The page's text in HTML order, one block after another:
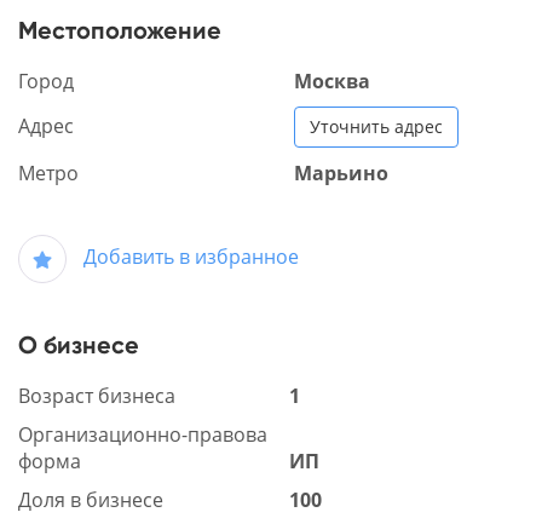
Местоположение
Город
Москва
Адрес
Уточнить адрес
Метро Марьино
Добавить в избранное
О бизнесе
Возраст бизнеса
1
Организационно-правова
форма
ИП
Доля в бизнесе
100